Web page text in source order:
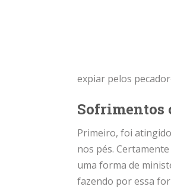
expiar pelos
Sofrimentos
Primeiro, foi
nos pés.
uma forma de
fazendo por essa